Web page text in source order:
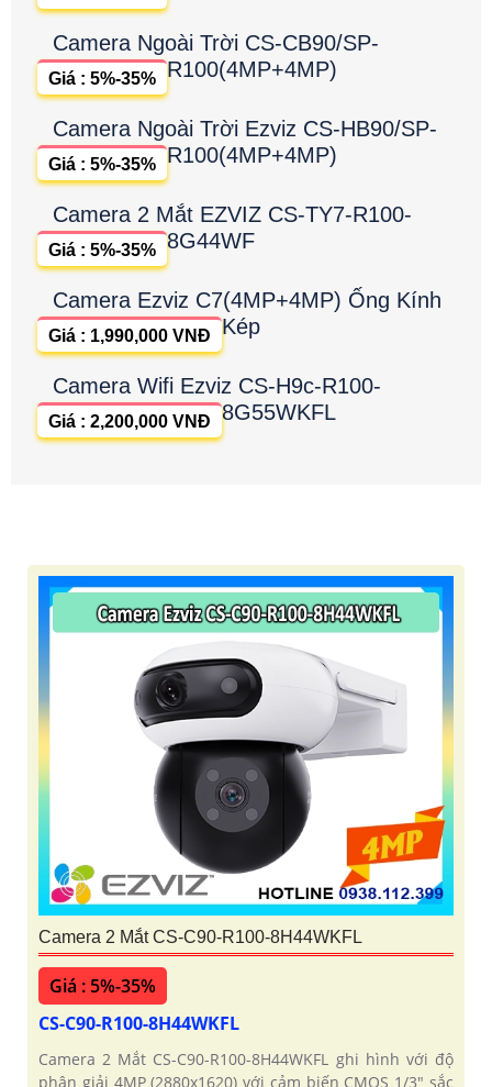
Camera Ngoài Trời CS-CB90/SP-
R100(4MP+4MP)
Giá : 5%-35%
Camera Ngoài Trời Ezviz CS-HB90/SP-
R100(4MP+4MP)
Giá : 5%-35%
Camera 2 Mắt EZVIZ CS-TY7-R100-
8G44WF
Giá : 5%-35%
Camera Ezviz C7(4MP+4MP) Ống Kính
Kép
Giá : 1,990,000 VNĐ
Camera Wifi Ezviz CS-H9c-R100-
8G55WKFL
Giá : 2,200,000 VNĐ
Camera 2 Mắt CS-C90-R100-8H44WKFL
Giá : 5%-35%
CS-C90-R100-8H44WKFL
Camera 2 Mắt CS-C90-R100-8H44WKFL ghi hình với độ
phân giải 4MP (2880x1620) với cảm biến CMOS 1/3" sắc